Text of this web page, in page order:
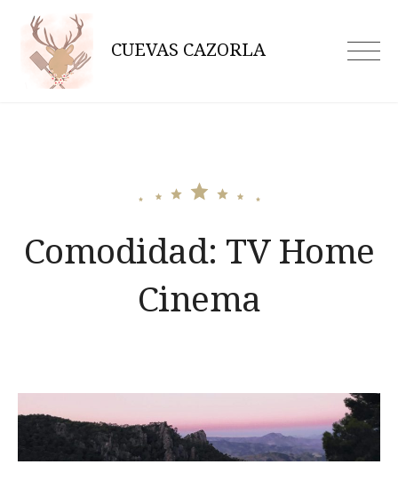
content
CUEVAS CAZORLA
Comodidad: TV Home
Cinema